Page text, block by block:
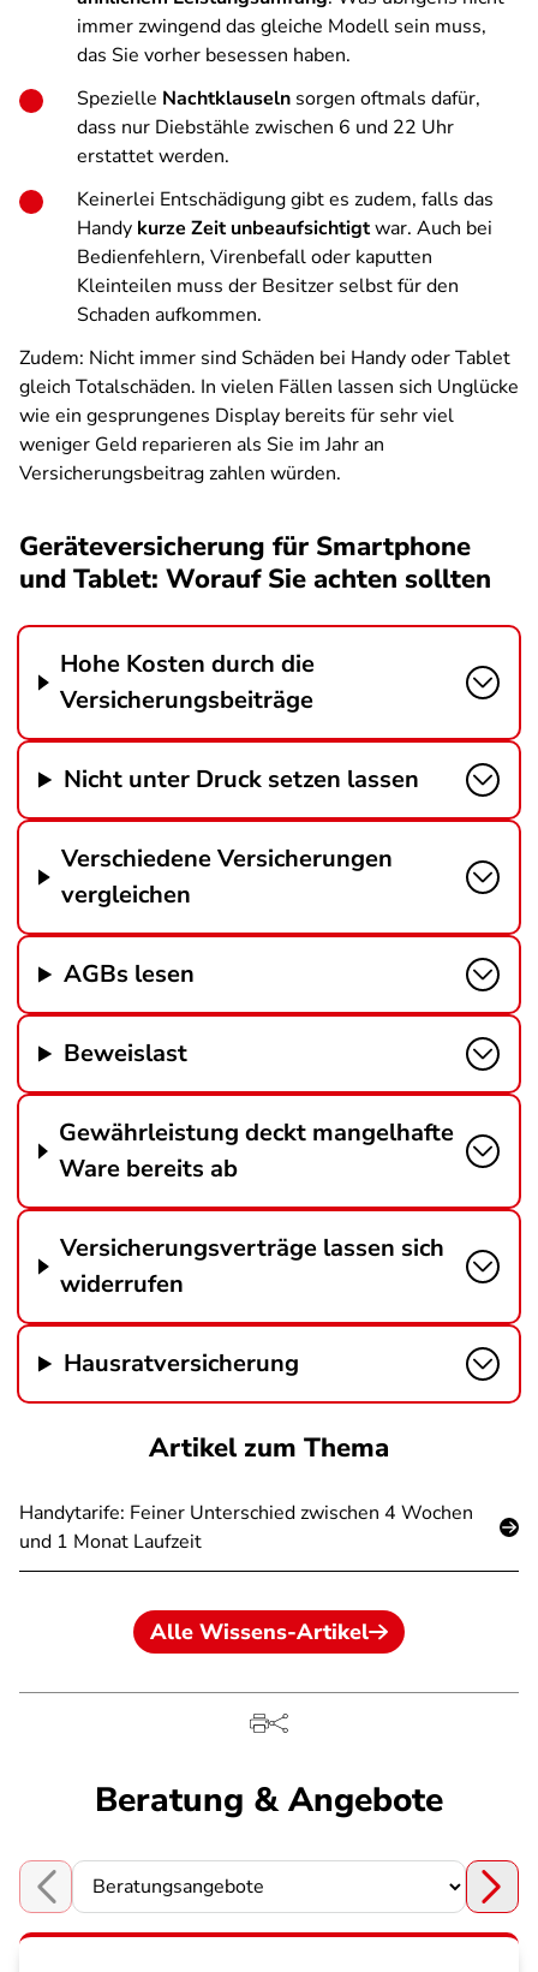
immer zwingend das gleiche Modell sein muss,
das Sie vorher besessen haben.
Spezielle Nachtklauseln sorgen oftmals dafür,
dass nur Diebstähle zwischen 6 und 22 Uhr
erstattet werden.
Keinerlei Entschädigung gibt es zudem, falls das
Handy kurze Zeit unbeaufsichtigtwar. Auch bei
Bedienfehlern, Virenbefall oder kaputten
Kleinteilen muss der Besitzer selbst für den
Schaden aufkommen.
Zudem: Nicht immer sind Schäden bei Handy oder Tablet
gleich Totalschäden. In vielen Fällen lassen sich Unglücke
wie ein gesprungenes Display bereits für sehr viel
weniger Geld reparieren als Sie im Jahr an
Versicherungsbeitrag zahlen würden.
Geräteversicherung für Smartphone
und Tablet: Worauf Sie achten sollten
Hohe Kosten durch die
Versicherungsbeiträge
Nicht unter Druck setzen lassen
Verschiedene Versicherungen
vergleichen
AGBs lesen
Beweislast
Gewährleistung deckt mangelhafte
Ware bereits ab
Versicherungsverträge lassen sich
widerrufen
Hausratversicherung
Artikel zum Thema
Handytarife: Feiner Unterschied zwischen 4 Wochen
und 1 Monat Laufzeit
Alle Wissens-Artikel
Beratung & Angebote
Choose a section